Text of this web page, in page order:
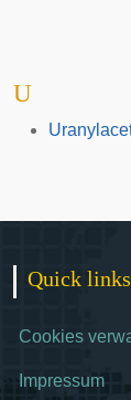
U
Quick links
Cookies
Impressum